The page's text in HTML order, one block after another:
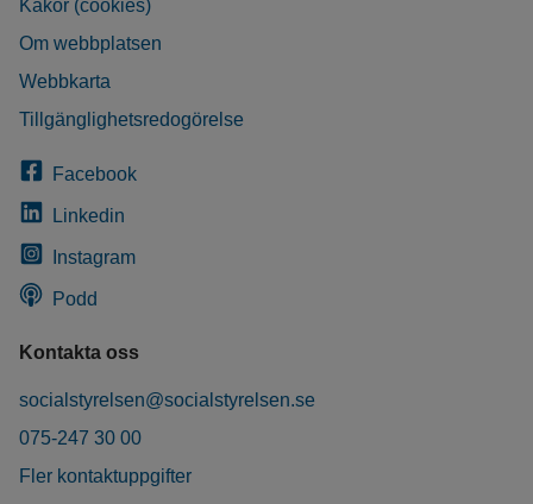
Kakor (cookies)
Om webbplatsen
Webbkarta
Tillgänglighetsredogörelse
Facebook
Linkedin
Instagram
Podd
Kontakta oss
socialstyrelsen@socialstyrelsen.se
075-247 30 00
Fler kontaktuppgifter